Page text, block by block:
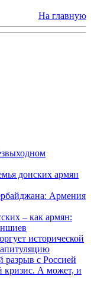
На главную
донских армян
Армения
– как армян:
исторической
с Россией
кризис. А может, и